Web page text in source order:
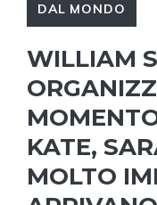
DAL MONDO
WILLIAM
KATE,
MOLTO